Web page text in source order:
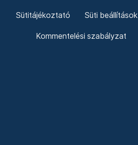
Sütitájékoztató Süti beállítások
Kommentelési szabályzat